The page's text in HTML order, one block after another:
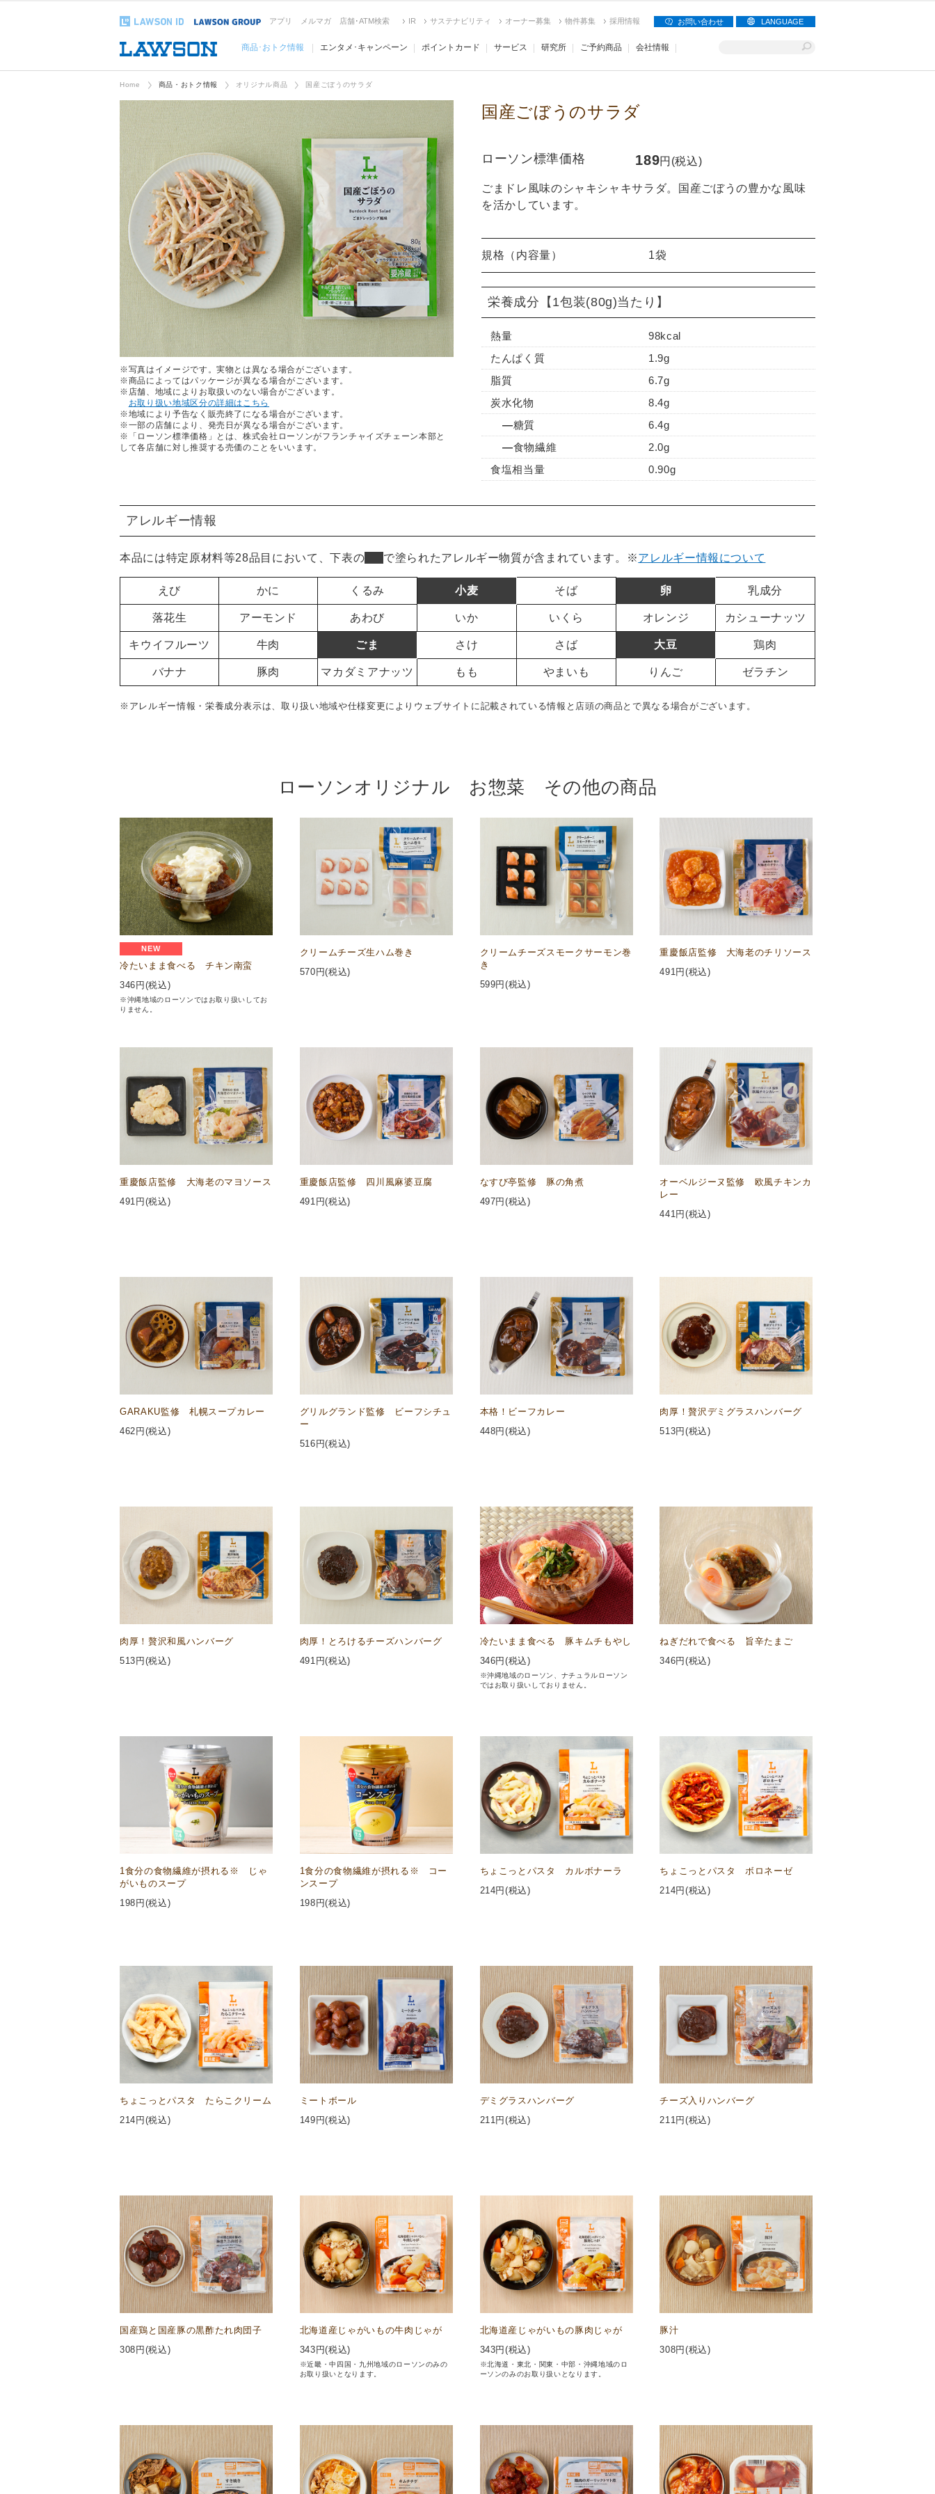
アプリ メルマガ 店舗･ATM検索 IR サステナビリティ オーナー募集 物件募集 採用情報 お問い合わせ LANGUAGE
商品･おトク情報 エンタメ･キャンペーン ポイントカード サービス 研究所 ご予約商品 会社情報
Home 商品・おトク情報 オリジナル商品 国産ごぼうのサラダ
※写真はイメージです。実物とは異なる場合がございます。
※商品によってはパッケージが異なる場合がございます。
※店舗、地域によりお取扱いのない場合がございます。
お取り扱い地域区分の詳細はこちら
※地域により予告なく販売終了になる場合がございます。
※一部の店舗により、発売日が異なる場合がございます。
※「ローソン標準価格」とは、株式会社ローソンがフランチャイズチェーン本部と
して各店舗に対し推奨する売価のことをいいます。
国産ごぼうのサラダ
ローソン標準価格 189円(税込)
ごまドレ風味のシャキシャキサラダ。国産ごぼうの豊かな風味
を活かしています。
規格（内容量） 1袋
栄養成分 【1包装(80g)当たり】
熱量
98kcal
たんぱく質
1.9g
脂質
6.7g
炭水化物
8.4g
糖質
6.4g
食物繊維
2.0g
食塩相当量
0.90g
アレルギー情報
本品には特定原材料等28品目において、下表の で塗られたアレルギー物質が含まれています。 ※アレルギー情報について
えび かに くるみ 小麦 そば 卵 乳成分
落花生 アーモンド あわび いか いくら オレンジ カシューナッツ
キウイフルーツ 牛肉 ごま さけ さば 大豆 鶏肉
バナナ 豚肉 マカダミアナッツ もも やまいも りんご ゼラチン
※アレルギー情報・栄養成分表示は、取り扱い地域や仕様変更によりウェブサイトに記載されている情報と店頭の商品とで異なる場合がございます。
ローソンオリジナル お惣菜 その他の商品
NEW
冷たいまま食べる チキン南蛮
346 円(税込)
※沖縄地域のローソンではお取り扱いしてお
りません。
クリームチーズ生ハム巻き
570 円(税込)
クリームチーズスモークサーモン巻
き
599円(税込)
重慶飯店監修 大海老のチリソース
491円(税込)
重慶飯店監修 大海老のマヨソース
491 円(税込)
重慶飯店監修 四川風麻婆豆腐
491 円(税込)
なすび亭監修 豚の角煮
497円(税込)
オーベルジーヌ監修 欧風チキンカ
レー
441円(税込)
GARAKU監修 札幌スープカレー
462 円(税込)
グリルグランド監修 ビーフシチュ
ー
516 円(税込)
本格！ビーフカレー
448円(税込)
肉厚！贅沢デミグラスハンバーグ
513円(税込)
肉厚！贅沢和風ハンバーグ
513 円(税込)
肉厚！とろけるチーズハンバーグ
491 円(税込)
冷たいまま食べる 豚キムチもやし
346円(税込)
※沖縄地域のローソン、ナチュラルローソン
ではお取り扱いしておりません。
ねぎだれで食べる 旨辛たまご
346円(税込)
1食分の食物繊維が摂れる※ じゃ
がいものスープ
198 円(税込)
1食分の食物繊維が摂れる※ コー
ンスープ
198 円(税込)
ちょこっとパスタ カルボナーラ
214円(税込)
ちょこっとパスタ ボロネーゼ
214円(税込)
ちょこっとパスタ たらこクリーム
214 円(税込)
ミートボール
149 円(税込)
デミグラスハンバーグ
211円(税込)
チーズ入りハンバーグ
211円(税込)
国産鶏と国産豚の黒酢たれ肉団子
308 円(税込)
北海道産じゃがいもの牛肉じゃが
343 円(税込)
※近畿・中四国・九州地域のローソンのみの
お取り扱いとなります。
北海道産じゃがいもの豚肉じゃが
343円(税込)
※北海道・東北・関東・中部・沖縄地域のロ
ーソンのみのお取り扱いとなります。
豚汁
308円(税込)